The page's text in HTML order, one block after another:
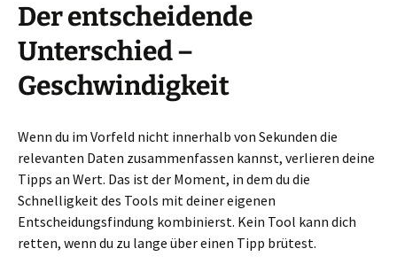
Der entscheidende
Unterschied –
Geschwindigkeit
Wenn du im Vorfeld nicht innerhalb von Sekunden die
relevanten Daten zusammenfassen kannst, verlieren deine
Tipps an Wert. Das ist der Moment, in dem du die
Schnelligkeit des Tools mit deiner eigenen
Entscheidungsfindung kombinierst. Kein Tool kann dich
retten, wenn du zu lange über einen Tipp brütest.